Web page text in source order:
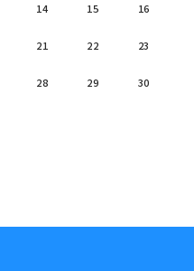
14 15 16
21 22 23
28 29 30